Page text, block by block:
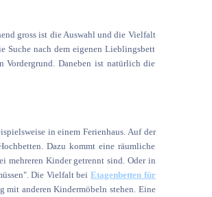
gross ist die Auswahl und die Vielfalt
Suche nach dem eigenen Lieblingsbett
Daneben ist natürlich die
in einem Ferienhaus. Auf der
Dazu kommt eine räumliche
mehreren Kinder getrennt sind. Oder in
Die Vielfalt bei Etagenbetten für
mit anderen Kindermöbeln stehen. Eine